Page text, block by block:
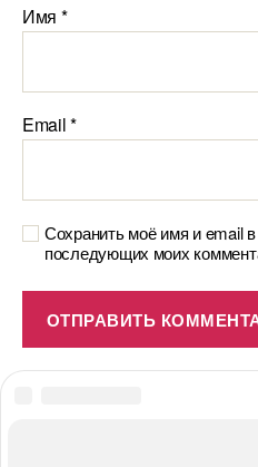
Имя *
Email*
Сохранить моё имя и email
последующих моих